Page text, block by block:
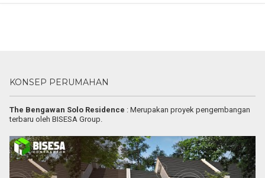
KONSEP PERUMAHAN
The Bengawan Solo Residence : Merupakan proyek pengembangan
terbaru oleh BISESA Group.